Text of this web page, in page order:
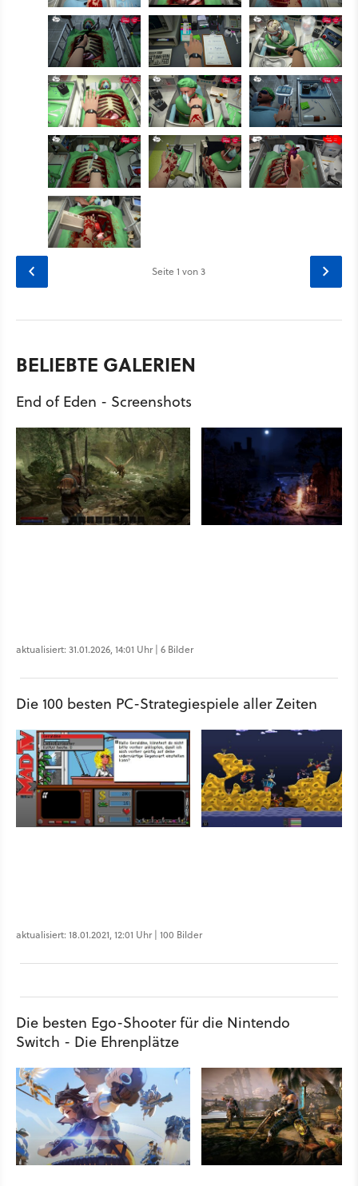
Seite1 von 3
BELIEBTE GALERIEN
End of Eden - Screenshots
aktualisiert: 31.01.2026, 14:01 Uhr | 6 Bilder
Die 100 besten PC-Strategiespiele aller Zeiten
aktualisiert: 18.01.2021, 12:01 Uhr | 100 Bilder
Die besten Ego-Shooter für die Nintendo
Switch - Die Ehrenplätze